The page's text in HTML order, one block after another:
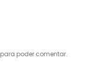
para poder comentar.